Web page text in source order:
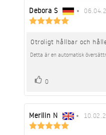
Recensionsförfattare:
Debora S •
5
stjärnor
Recensionstext:
Otroligt hållbar och
Detta är en automatisk
Rösta
upp
0
Recensionsförfattare:
Merilin N •